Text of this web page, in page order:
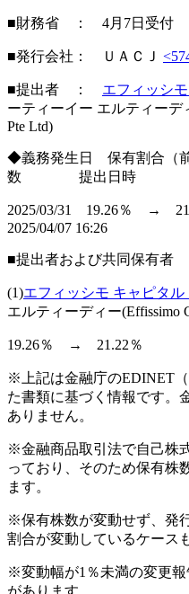
■財務省 ： 4月7日受付
■発行会社： ＵＡＣＪ
■提出者 ： エフィッシ
ーティーイー エルティーデ
Pte Ltd)
◆義務発生日 保有割合
数 提出日時
2025/03/31 19.26％ →
2025/04/07 16:26
■提出者および共同保有者
(1)エフィッシモ キャピタル
エルティーディー(Effissimo
19.26％ → 21.22％
※上記は金融庁のEDINET
た書類に基づく情報です。
ありません。
※金融商品取引法で自己株
っており、そのため保有株
ます。
※保有株数が変動せず、発
割合が変動しているケース
※変動幅が1％未満の変更
があります。